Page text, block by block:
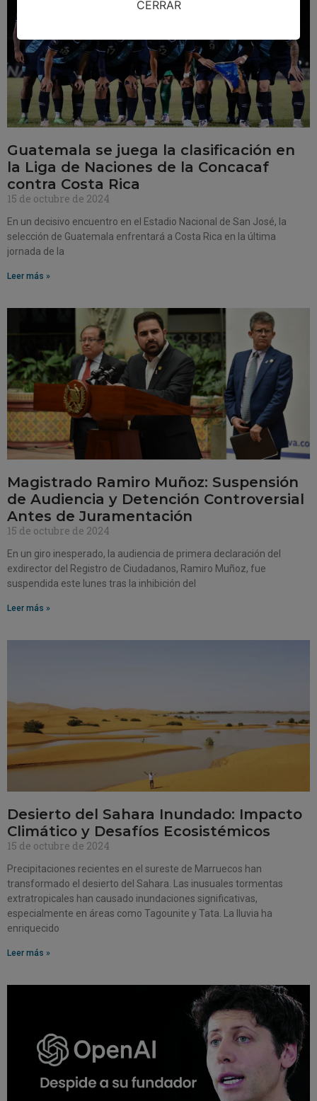
Guatemala se juega la clasificación en
la Liga de Naciones de la Concacaf
contra Costa Rica
15 de octubre de 2024
En un decisivo encuentro en el Estadio Nacional de San José, la
selección de Guatemala enfrentará a Costa Rica en la última
jornada de la
Leer más »
Magistrado Ramiro Muñoz: Suspensión
de Audiencia y Detención Controversial
Antes de Juramentación
15 de octubre de 2024
En un giro inesperado, la audiencia de primera declaración del
exdirector del Registro de Ciudadanos, Ramiro Muñoz, fue
suspendida este lunes tras la inhibición del
Leer más »
Desierto del Sahara Inundado: Impacto
Climático y Desafíos Ecosistémicos
15 de octubre de 2024
Precipitaciones recientes en el sureste de Marruecos han
transformado el desierto del Sahara. Las inusuales tormentas
extratropicales han causado inundaciones significativas,
especialmente en áreas como Tagounite y Tata. La lluvia ha
enriquecido
Leer más »
CERRAR